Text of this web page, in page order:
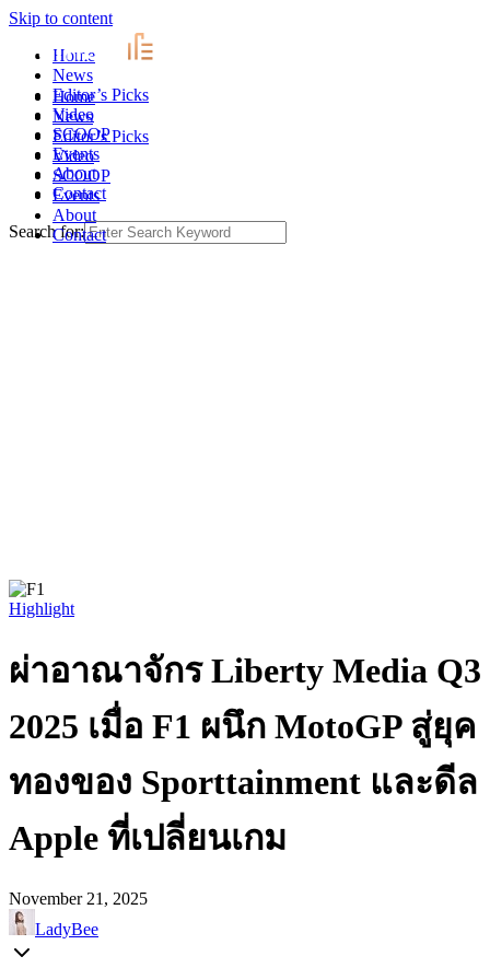
Skip to content
Home
News
Editor’s Picks
Video
SCOOP
Events
About
Contact
Home
News
Editor’s Picks
Video
SCOOP
Events
About
Contact
Search for:
Highlight
ผ่าอาณาจักร Liberty Media Q3
2025 เมื่อ F1 ผนึก MotoGP สู่ยุค
ทองของ Sporttainment และดีล
Apple ที่เปลี่ยนเกม
November 21, 2025
LadyBee